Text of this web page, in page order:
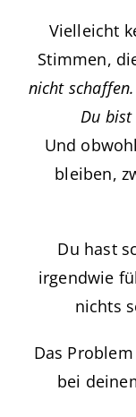
Vielleicht
Stimmen,
nicht
Du
Und
bleiben,
Du hast
irgendwie
nichts
Das
bei